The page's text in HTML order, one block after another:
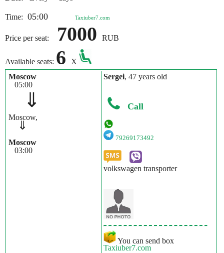
Time: 05:00 Taxiuber7.com
Price per seat: 7000 RUB
Available seats: 6
X
Moscow
05:00
⇓
Moscow,
⇓
Moscow
03:00
Sergei, 47 years old
Call
79269173492
volkswagen transporter
You can send box
Taxiuber7.com